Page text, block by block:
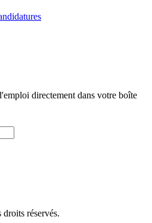
directement dans votre boîte
droits réservés.